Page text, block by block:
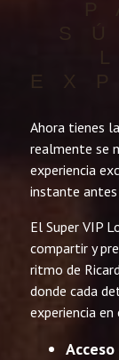
Ahora tienes
realmente se
experiencia
instante
El Super VIP
compartir y
ritmo de
donde cada
experiencia